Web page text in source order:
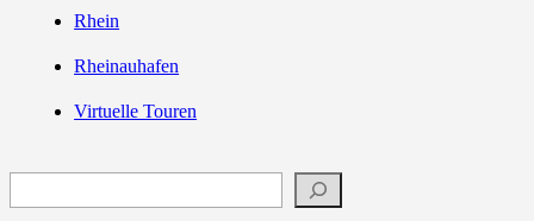
Rhein
Rheinauhafen
Virtuelle Touren